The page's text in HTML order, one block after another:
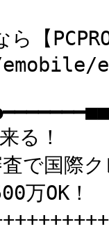
【
る！
で国際
万OK！